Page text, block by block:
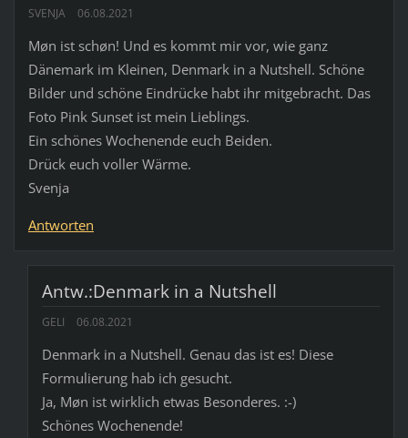
SVENJA 06.08.2021
Møn ist schøn! Und es kommt mir vor, wie ganz
Dänemark im Kleinen, Denmark in a Nutshell. Schöne
Bilder und schöne Eindrücke habt ihr mitgebracht. Das
Foto Pink Sunset ist mein Lieblings.
Ein schönes Wochenende euch Beiden.
Drück euch voller Wärme.
Svenja
Antworten
Antw.:Denmark in a Nutshell
GELI 06.08.2021
Denmark in a Nutshell. Genau das ist es! Diese
Formulierung hab ich gesucht.
Ja, Møn ist wirklich etwas Besonderes. :-)
Schönes Wochenende!